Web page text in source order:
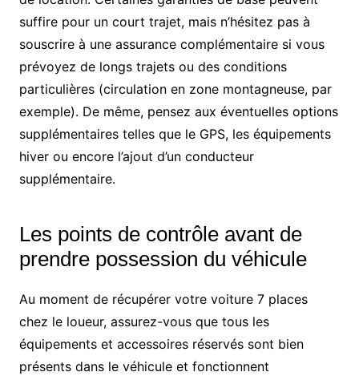
suffire pour un court trajet, mais n’hésitez pas à
souscrire à une assurance complémentaire si vous
prévoyez de longs trajets ou des conditions
particulières (circulation en zone montagneuse, par
exemple). De même, pensez aux éventuelles options
supplémentaires telles que le GPS, les équipements
hiver ou encore l’ajout d’un conducteur
supplémentaire.
Les points de contrôle avant de
prendre possession du véhicule
Au moment de récupérer votre voiture 7 places
chez le loueur, assurez-vous que tous les
équipements et accessoires réservés sont bien
présents dans le véhicule et fonctionnent